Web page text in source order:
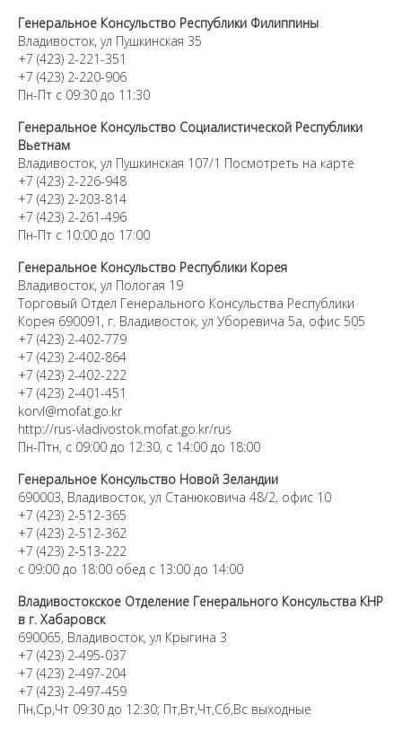
Генеральное Консульство Республики Филиппины
Владивосток, ул Пушкинская 35
+7 (423) 2-221-351
+7 (423) 2-220-906
Пн-Пт с 09:30 до 11:30
Генеральное Консульство Социалистической Республики
Вьетнам
Владивосток, ул Пушкинская 107/1 Посмотреть на карте
+7 (423) 2-226-948
+7 (423) 2-203-814
+7 (423) 2-261-496
Пн-Пт с 10:00 до 17:00
Генеральное Консульство Республики Корея
Владивосток, ул Пологая 19
Торговый Отдел Генерального Консульства Республики
Корея 690091, г. Владивосток, ул Уборевича 5а, офис 505
+7 (423) 2-402-779
+7 (423) 2-402-864
+7 (423) 2-402-222
+7 (423) 2-401-451
korvl@mofat.go.kr
http://rus-vladivostok.mofat.go.kr/rus
Пн-Птн, с 09:00 до 12:30, с 14:00 до 18:00
Генеральное Консульство Новой Зеландии
690003, Владивосток, ул Станюковича 48/2, офис 10
+7 (423) 2-512-365
+7 (423) 2-512-362
+7 (423) 2-513-222
с 09:00 до 18:00 обед с 13:00 до 14:00
Владивостокское Отделение Генерального Консульства КНР
в г. Хабаровск
690065, Владивосток, ул Крыгина 3
+7 (423) 2-495-037
+7 (423) 2-497-204
+7 (423) 2-497-459
Пн,Ср,Чт 09:30 до 12:30; Пт,Вт,Чт,Сб,Вс выходные